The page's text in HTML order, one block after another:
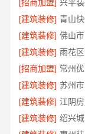
[招商加盟]
[建筑装修] 青山
[建筑装修]
[建筑装修]
[招商加盟] 常州
[建筑装修]
[建筑装修] 江阴
[建筑装修]